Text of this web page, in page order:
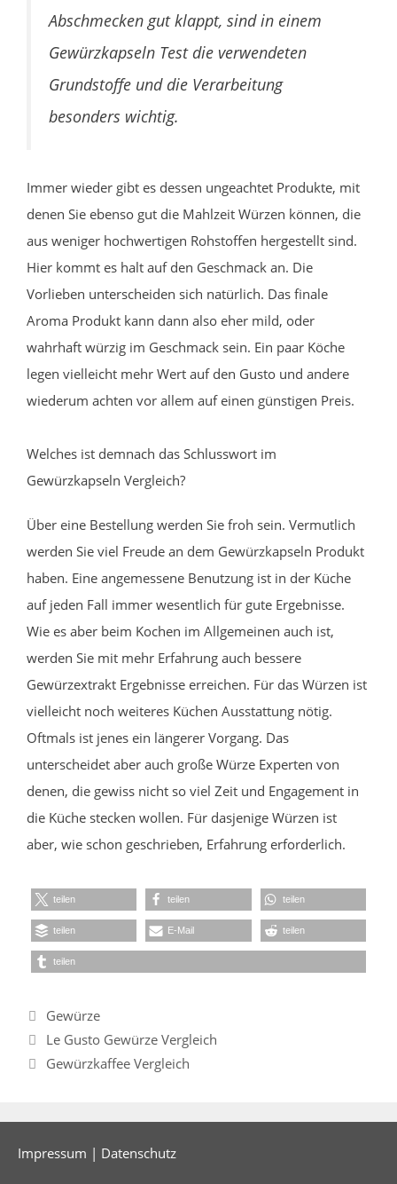
Abschmecken gut klappt, sind in einem
Gewürzkapseln Test die verwendeten
Grundstoffe und die Verarbeitung
besonders wichtig.
Immer wieder gibt es dessen ungeachtet Produkte, mit
denen Sie ebenso gut die Mahlzeit Würzen können, die
aus weniger hochwertigen Rohstoffen hergestellt sind.
Hier kommt es halt auf den Geschmack an. Die
Vorlieben unterscheiden sich natürlich. Das finale
Aroma Produkt kann dann also eher mild, oder
wahrhaft würzig im Geschmack sein. Ein paar Köche
legen vielleicht mehr Wert auf den Gusto und andere
wiederum achten vor allem auf einen günstigen Preis.
Welches ist demnach das Schlusswort im
Gewürzkapseln Vergleich?
Über eine Bestellung werden Sie froh sein. Vermutlich
werden Sie viel Freude an dem Gewürzkapseln Produkt
haben. Eine angemessene Benutzung ist in der Küche
auf jeden Fall immer wesentlich für gute Ergebnisse.
Wie es aber beim Kochen im Allgemeinen auch ist,
werden Sie mit mehr Erfahrung auch bessere
Gewürzextrakt Ergebnisse erreichen. Für das Würzen ist
vielleicht noch weiteres Küchen Ausstattung nötig.
Oftmals ist jenes ein längerer Vorgang. Das
unterscheidet aber auch große Würze Experten von
denen, die gewiss nicht so viel Zeit und Engagement in
die Küche stecken wollen. Für dasjenige Würzen ist
aber, wie schon geschrieben, Erfahrung erforderlich.
teilen teilen teilen
teilen E-Mail teilen
teilen
Kategorien
Gewürze
Le Gusto Gewürze Vergleich
Gewürzkaffee Vergleich
Impressum | Datenschutz